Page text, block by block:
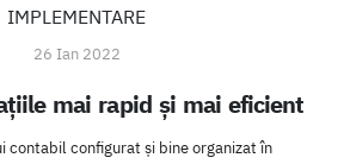
IMPLEMENTARE
26 Ian 2022
mai rapid și mai eficient
contabil configurat și bine organizat în